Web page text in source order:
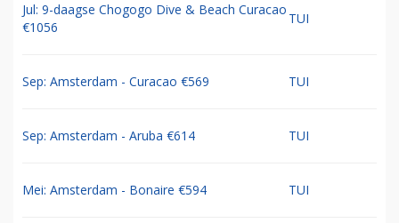
Jul: 9-daagse Chogogo Dive & Beach Curacao
€1056
TUI
Sep: Amsterdam - Curacao €569 TUI
Sep: Amsterdam - Aruba €614 TUI
Mei: Amsterdam - Bonaire €594 TUI